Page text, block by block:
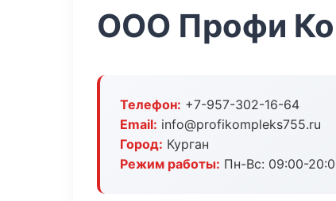
ООО Профи
Телефон: +7-957-302-16-64
Email: info@profikompleks755.ru
Город: Курган
Режим работы: Пн-Вс: 09:00-